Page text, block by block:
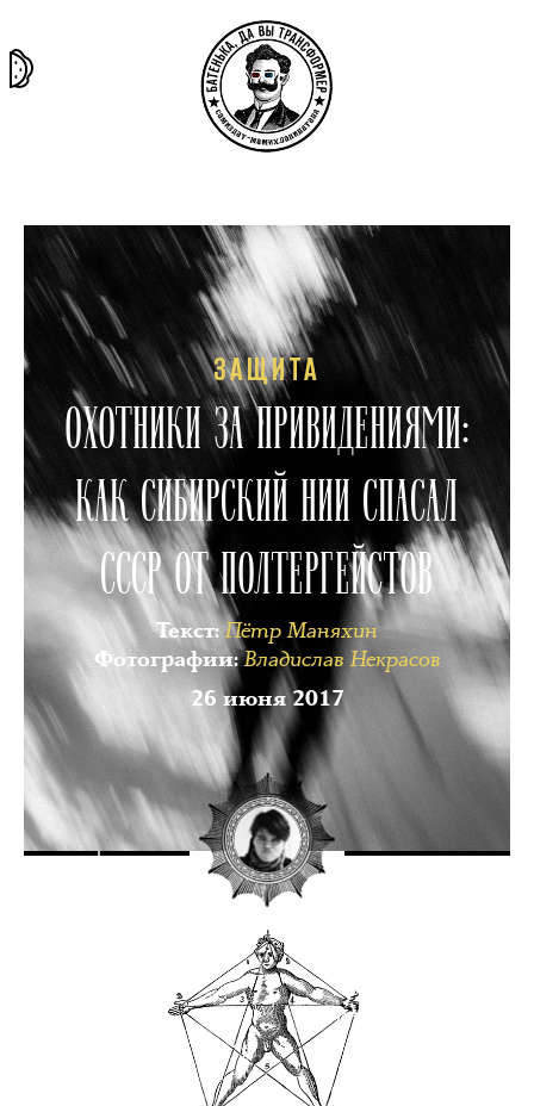
история
материя секты
ЗАЩИТА
ОХОТНИКИ ЗА ПРИВИДЕНИЯМИ:
КАК СИБИРСКИЙ НИИ СПАСАЛ
СССР ОТ ПОЛТЕРГЕЙСТОВ
Текст:Пётр Маняхин
Фотографии:Владислав Некрасов
26 июня 2017